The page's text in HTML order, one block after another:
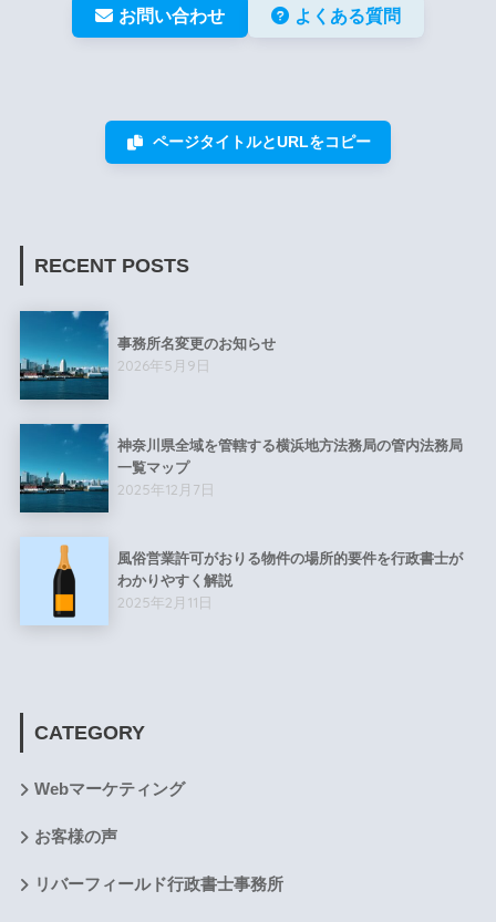
お問い合わせ よくある質問
ページタイトルとURLをコピー
RECENT POSTS
事務所名変更のお知らせ
2026年5月9日
神奈川県全域を管轄する横浜地方法務局の管内法務局
一覧マップ
2025年12月7日
風俗営業許可がおりる物件の場所的要件を行政書士が
わかりやすく解説
2025年2月11日
CATEGORY
Webマーケティング
お客様の声
リバーフィールド行政書士事務所